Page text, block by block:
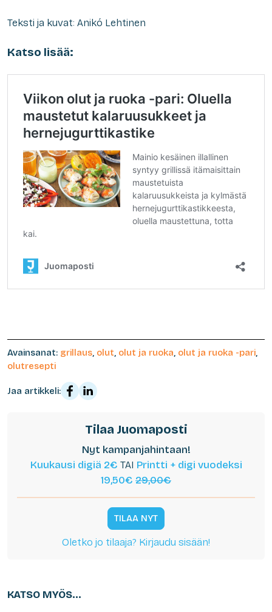
Teksti ja kuvat: Anikó Lehtinen
Katso lisää:
Avainsanat: grillaus, olut, olut ja ruoka, olut ja ruoka -pari,
olutresepti
Jaa artikkeli:
Tilaa Juomaposti
Nyt kampanjahintaan!
Kuukausi digiä 2€ TAI Printti + digi vuodeksi
19,50€ 29,00€
TILAA NYT
Oletko jo tilaaja? Kirjaudu sisään!
KATSO MYÖS...